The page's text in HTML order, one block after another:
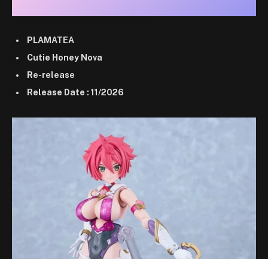
PLAMATEA
Cutie Honey Nova
Re-release
Release Date : 11/2026